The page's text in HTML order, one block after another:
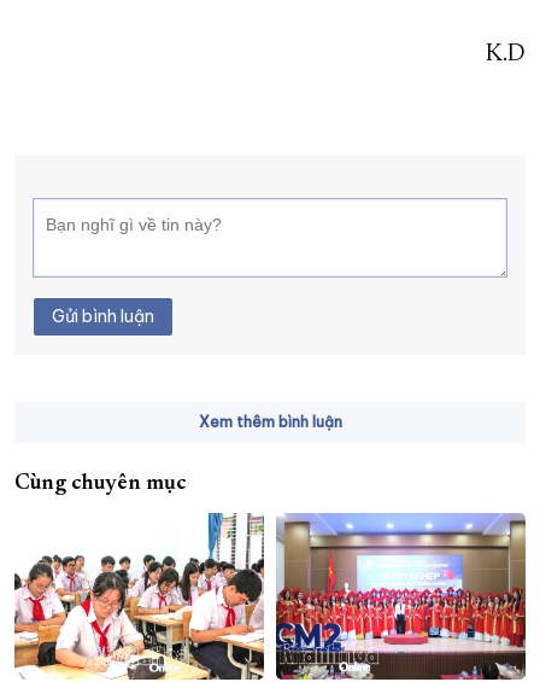
K.D
Gửi bình luận
Xem thêm bình luận
Cùng chuyên mục